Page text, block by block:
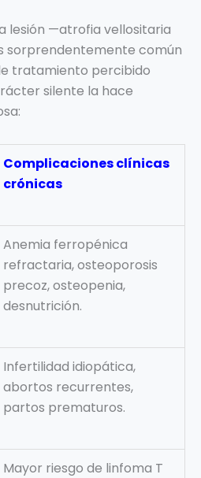
lesión —atrofia vellositaria
sorprendentemente común
tratamiento percibido
silente la hace
Complicaciones clínicas
crónicas
Anemia ferropénica
refractaria, osteoporosis
precoz, osteopenia,
desnutrición.
Infertilidad idiopática,
abortos recurrentes,
partos prematuros.
Mayor riesgo de linfoma T